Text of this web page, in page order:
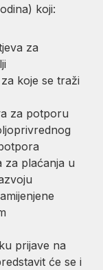
koji:
za
koje se traži
za potporu
za plaćanja u
prijave na
će se i